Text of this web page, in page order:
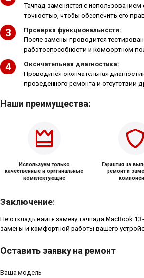
Тачпад заменяется с
точностью, чтобы обеспечить его
Проверка функциональности:
После замены проводится
работоспособности и комфортном
Окончательная диагностика:
Проводится окончательная
проведенного ремонта и отсутствии
Наши преимущества:
Используем только
качественные и оригинальные
комплектующие
Гарантия на
ремонт и
Заключение:
Не откладывайте замену тачпада MacBook
замены и комфортной работы вашего
Оставить заявку на ремонт
Ваша модель